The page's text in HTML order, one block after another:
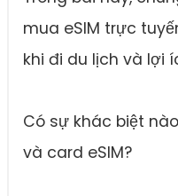
mua eSIM trực
khi đi du lịch và lợi
Có sự khác biệt
và card eSIM?